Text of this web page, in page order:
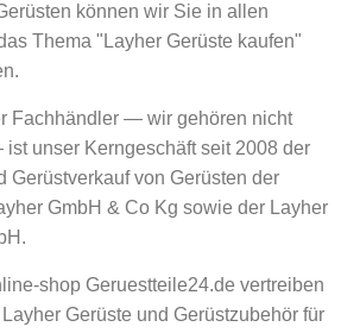
können wir Sie in allen
Thema "Layher Gerüste kaufen"
Fachhändler — wir gehören nicht
unser Kerngeschäft seit 2008 der
Gerüstverkauf von Gerüsten der
GmbH & Co Kg sowie der Layher
shop Geruestteile24.de vertreiben
Gerüste und Gerüstzubehör für